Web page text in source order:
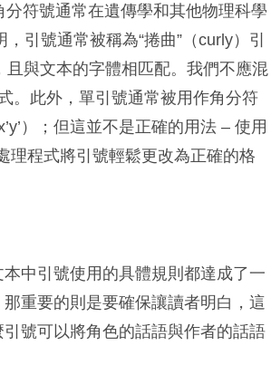
分符號通常在遺傳學和其他物理科學
引號通常被稱為“捲曲”（curly）引
且與文本的字體相匹配。我們不應混
。此外，單引號通常被用作角分符
）；但這並不是正確的用法 – 使用
理程式將引號輕鬆更改為正確的格
中引號使用的具體規則都達成了一
重要的則是要確保讓讀者明白，這
號可以將角色的話語與作者的話語